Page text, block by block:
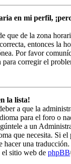
en mi perfil,
que de la zona
entonces la
Por favor
corregir el
la lista!
a que la
para el foro o
a un
que necesita. Si el
hacer una
sitio web de phpBB